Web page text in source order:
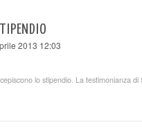
2013 12:03
lo stipendio. La testimonianza